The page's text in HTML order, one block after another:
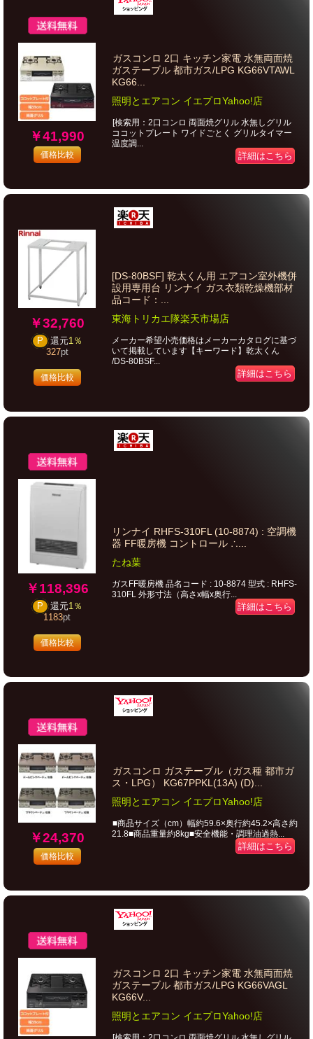
￥41,990
価格比較
ガスコンロ 2口 キッチン家電 水無両面焼
ガステーブル 都市ガス/LPG KG66VTAWL
KG66...
照明とエアコン イエプロYahoo!店
[検索用：2口コンロ 両面焼グリル 水無しグリル
ココットプレート ワイドごとく グリルタイマー
温度調...
詳細はこちら
￥32,760
P 還元1％
327pt
価格比較
[DS-80BSF] 乾太くん用 エアコン室外機併
設用専用台 リンナイ ガス衣類乾燥機部材
品コード：...
東海トリカエ隊楽天市場店
メーカー希望小売価格はメーカーカタログに基づ
いて掲載しています【キーワード】乾太くん
/DS-80BSF...
詳細はこちら
￥118,396
P 還元1％
1183pt
価格比較
リンナイ RHFS-310FL (10-8874) : 空調機
器 FF暖房機 コントロール ∴...
たね葉
ガスFF暖房機 品名コード : 10-8874 型式 : RHFS-
310FL 外形寸法（高さx幅x奥行...
詳細はこちら
￥24,370
価格比較
ガスコンロ ガステーブル（ガス種 都市ガ
ス・LPG） KG67PPKL(13A) (D)...
照明とエアコン イエプロYahoo!店
■商品サイズ（cm）幅約59.6×奥行約45.2×高さ約
21.8■商品重量約8kg■安全機能・調理油過熱...
詳細はこちら
ガスコンロ 2口 キッチン家電 水無両面焼
ガステーブル 都市ガス/LPG KG66VAGL
KG66V...
照明とエアコン イエプロYahoo!店